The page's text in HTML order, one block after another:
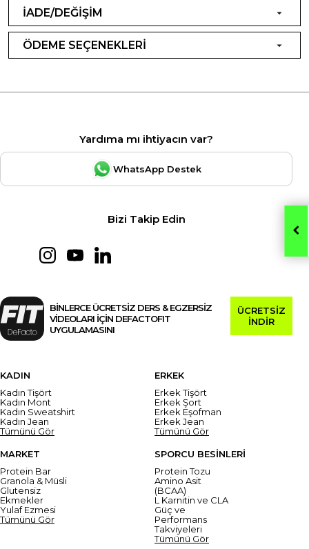
İADE/DEĞİŞİM
ÖDEME SEÇENEKLERİ
Yardıma mı ihtiyacın var?
WhatsApp Destek
Bizi Takip Edin
BİNLERCE ÜCRETSİZ DERS & EGZERSİZ
VİDEOLARI İÇİN DEFACTOFIT
UYGULAMASINI
ÜCRETSİZ
İNDİR
KADIN
Kadın Tişört
Kadın Mont
Kadın Sweatshirt
Kadın Jean
Tümünü Gör
ERKEK
Erkek Tişört
Erkek Şort
Erkek Eşofman
Erkek Jean
Tümünü Gör
MARKET
Protein Bar
Granola & Müsli
Glutensiz
Ekmekler
Yulaf Ezmesi
Tümünü Gör
SPORCU BESİNLERİ
Protein Tozu
Amino Asit
(BCAA)
L Karnitin ve CLA
Güç ve
Performans
Takviyeleri
Tümünü Gör